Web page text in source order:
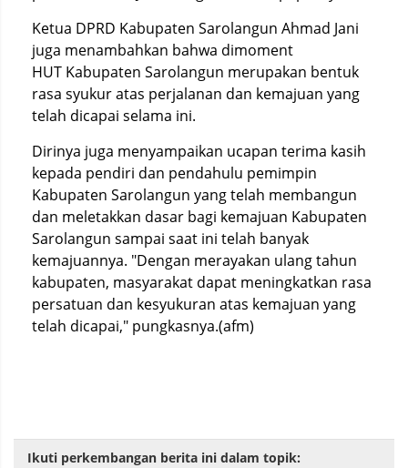
Ketua DPRD Kabupaten Sarolangun Ahmad Jani
juga menambahkan bahwa dimoment
HUT Kabupaten Sarolangun merupakan bentuk
rasa syukur atas perjalanan dan kemajuan yang
telah dicapai selama ini.
Dirinya juga menyampaikan ucapan terima kasih
kepada pendiri dan pendahulu pemimpin
Kabupaten Sarolangun yang telah membangun
dan meletakkan dasar bagi kemajuan Kabupaten
Sarolangun sampai saat ini telah banyak
kemajuannya. "Dengan merayakan ulang tahun
kabupaten, masyarakat dapat meningkatkan rasa
persatuan dan kesyukuran atas kemajuan yang
telah dicapai," pungkasnya.(afm)
Ikuti perkembangan berita ini dalam topik: